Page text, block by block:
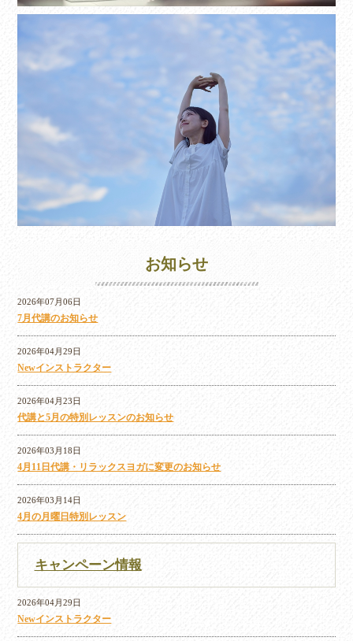
お知らせ
2026年07月06日
7月代講のお知らせ
2026年04月29日
Newインストラクター
2026年04月23日
代講と5月の特別レッスンのお知らせ
2026年03月18日
4月11日代講・リラックスヨガに変更のお知らせ
2026年03月14日
4月の月曜日特別レッスン
キャンペーン情報
2026年04月29日
Newインストラクター